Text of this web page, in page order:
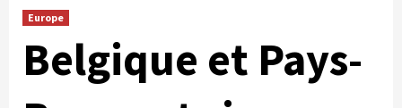
Europe
Belgique et Pays-